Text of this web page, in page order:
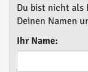
Du bist nicht als
Deinen Namen
Ihr Name: